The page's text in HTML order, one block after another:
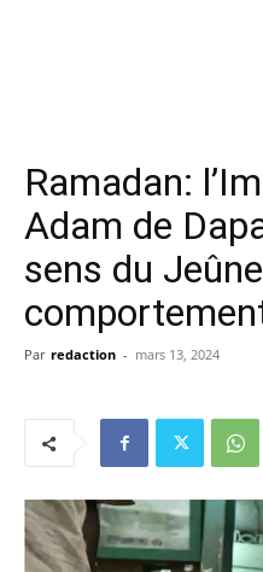
Ramadan:
Adam de
sens du
Par redaction - mars 13, 2024